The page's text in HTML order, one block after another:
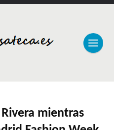
mientras